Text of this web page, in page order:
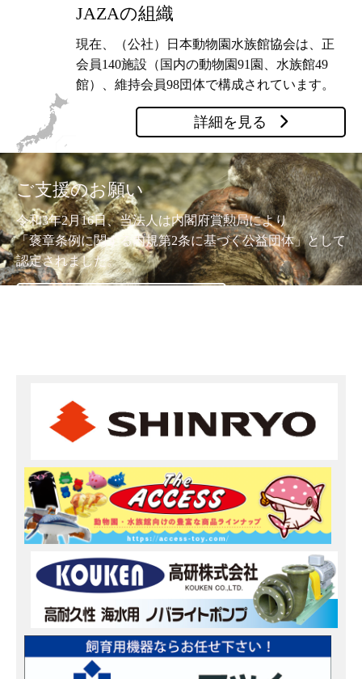
JAZAの組織
現在、（公社）日本動物園水族館協会は、正
会員140施設（国内の動物園91園、水族館49
館）、維持会員98団体で構成されています。
詳細を見る
ご支援のお願い
令和3年2月16日、当法人は内閣府賞勲局により
「褒章条例に関する内規第2条に基づく公益団体」として
認定されました。